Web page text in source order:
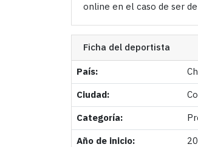
online en el caso de ser
Ficha del deportista
País:
Ciudad:
Categoría:
Año de inicio: